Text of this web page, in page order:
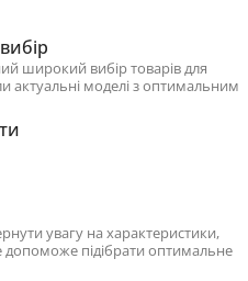
широкий вибір товарів для
актуальні моделі з оптимальним
увагу на характеристики,
допоможе підібрати оптимальне